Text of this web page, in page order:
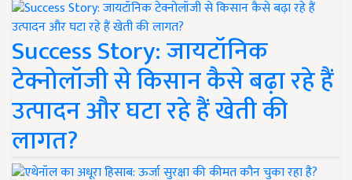
Success Story: जायटॉनिक
टेक्नोलॉजी से किसान कैसे बढ़ा रहे हैं
उत्पादन और घटा रहे हैं खेती की
लागत?